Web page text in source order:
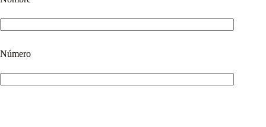
Número